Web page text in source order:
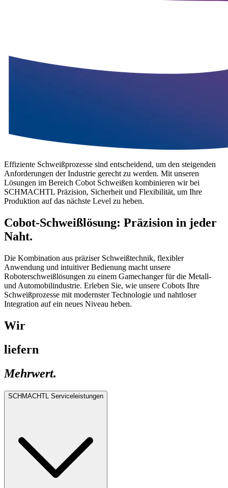
Effiziente Schweißprozesse sind entscheidend, um den steigenden
Anforderungen der Industrie gerecht zu werden. Mit unseren
Lösungen im Bereich Cobot Schweißen kombinieren wir bei
SCHMACHTL Präzision, Sicherheit und Flexibilität, um Ihre
Produktion auf das nächste Level zu heben.
Cobot-Schweißlösung: Präzision in jeder
Naht.
Die Kombination aus präziser Schweißtechnik, flexibler
Anwendung und intuitiver Bedienung macht unsere
Roboterschweißlösungen zu einem Gamechanger für die Metall-
und Automobilindustrie. Erleben Sie, wie unsere Cobots Ihre
Schweißprozesse mit modernster Technologie und nahtloser
Integration auf ein neues Niveau heben.
Wir
liefern
Mehrwert.
SCHMACHTL Serviceleistungen